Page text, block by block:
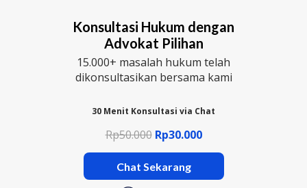
Konsultasi Hukum dengan
Advokat Pilihan
15.000+ masalah hukum telah
dikonsultasikan bersama kami
30 Menit Konsultasi via Chat
Rp50.000 Rp30.000
Chat Sekarang